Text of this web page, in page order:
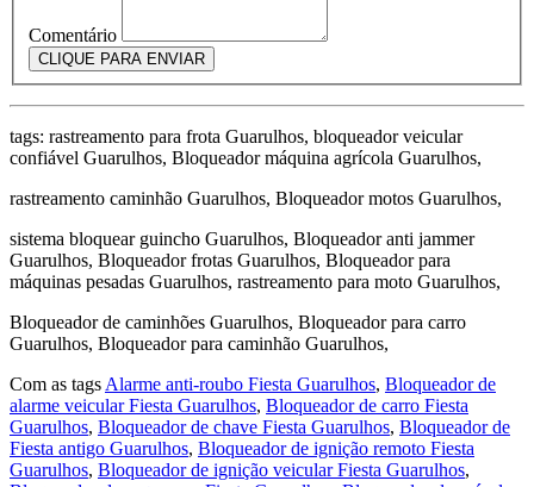
Comentário
CLIQUE PARA ENVIAR
tags: rastreamento para frota Guarulhos, bloqueador veicular
confiável Guarulhos, Bloqueador máquina agrícola Guarulhos,
rastreamento caminhão Guarulhos, Bloqueador motos Guarulhos,
sistema bloquear guincho Guarulhos, Bloqueador anti jammer
Guarulhos, Bloqueador frotas Guarulhos, Bloqueador para
máquinas pesadas Guarulhos, rastreamento para moto Guarulhos,
Bloqueador de caminhões Guarulhos, Bloqueador para carro
Guarulhos, Bloqueador para caminhão Guarulhos,
Com as tags Alarme anti-roubo Fiesta Guarulhos, Bloqueador de
alarme veicular Fiesta Guarulhos, Bloqueador de carro Fiesta
Guarulhos, Bloqueador de chave Fiesta Guarulhos, Bloqueador de
Fiesta antigo Guarulhos, Bloqueador de ignição remoto Fiesta
Guarulhos, Bloqueador de ignição veicular Fiesta Guarulhos,